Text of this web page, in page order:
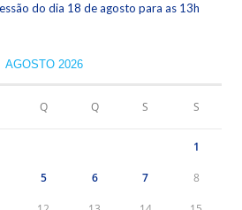
do dia 18 de agosto para as 13h
AGOSTO 2026
Q Q S S
1
5 6 7 8